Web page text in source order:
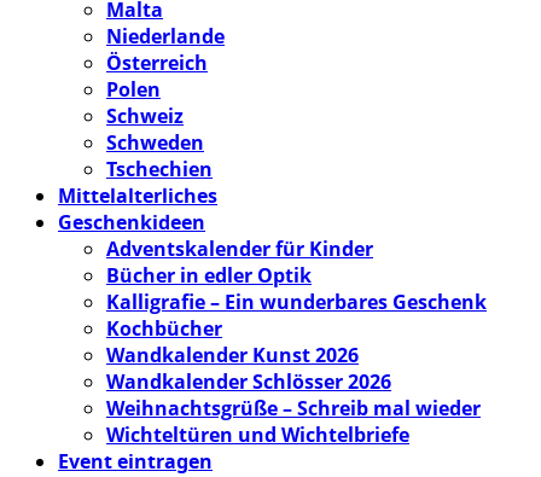
Malta
Niederlande
Österreich
Polen
Schweiz
Schweden
Tschechien
Mittelalterliches
Geschenkideen
Adventskalender für Kinder
Bücher in edler Optik
Kalligrafie – Ein wunderbares Geschenk
Kochbücher
Wandkalender Kunst 2026
Wandkalender Schlösser 2026
Weihnachtsgrüße – Schreib mal wieder
Wichteltüren und Wichtelbriefe
Event eintragen